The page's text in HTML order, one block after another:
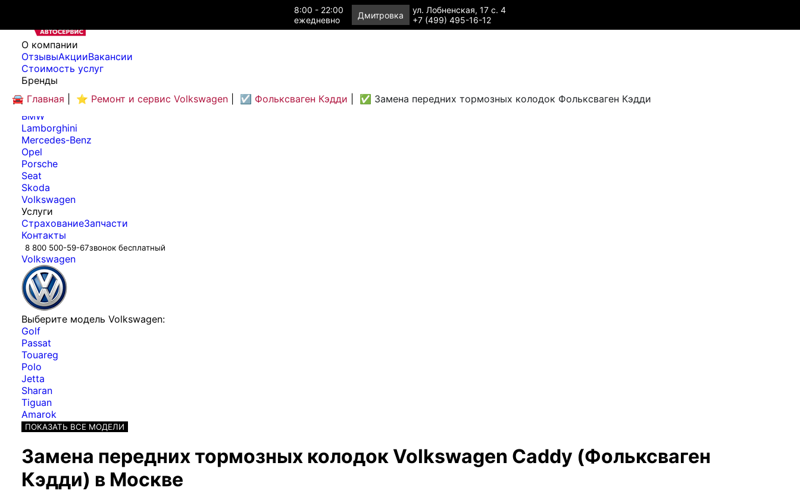
8:00 - 22:00
ежедневно
Дмитровка
ул. Лобненская, 17 с. 4
+7 (499) 495-16-12
O компании
ОтзывыАкцииВакансии
Cтоимость услуг
Бренды
Audi
Bentley
BMW
Lamborghini
Mercedes-Benz
Opel
Porsche
Seat
Skoda
Volkswagen
Услуги
СтрахованиеЗапчасти
Контакты
8 800 500-59-67звонок бесплатный
🚘 Главная ⭐ Ремонт и сервис Volkswagen ☑️ Фольксваген Кэдди ✅ Замена передних тормозных колодок Фольксваген Кэдди
Volkswagen
Выберите модель Volkswagen:
Golf
Passat
Touareg
Polo
Jetta
Sharan
Tiguan
Amarok
ПОКАЗАТЬ ВСЕ МОДЕЛИ
Замена передних тормозных колодок Volkswagen Caddy (Фольксваген
Кэдди) в Москве